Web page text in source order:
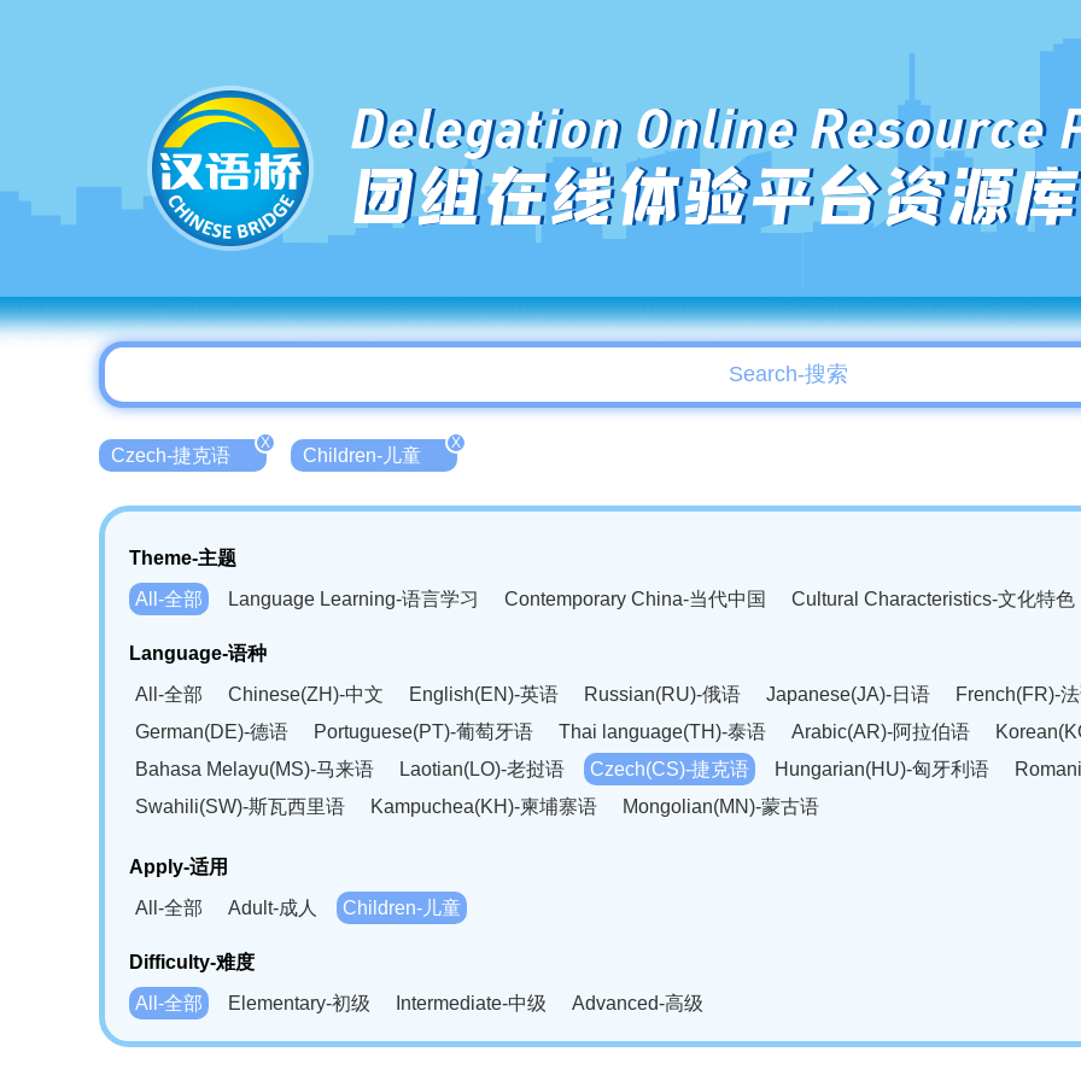
Delegation Online Resource
团组在线体验平台资源库
Czech-捷克语
X
Children-儿童
X
Theme-主题
All-全部
Language Learning-语言学习 Contemporary China-当代中国 Cultural Characteristics-文化特色
Language-语种
All-全部
Chinese(ZH)-中文 English(EN)-英语 Russian(RU)-俄语 Japanese(JA)-日语
French(FR)-
German(DE)-德语
Portuguese(PT)-葡萄牙语 Thai language(TH)-泰语 Arabic(AR)-阿拉伯语
Bahasa Melayu(MS)-马来语
Laotian(LO)-老挝语 Czech(CS)-捷克语 Hungarian(HU)-匈牙利语
Swahili(SW)-斯瓦西里语
Kampuchea(KH)-柬埔寨语 Mongolian(MN)-蒙古语
Apply-适用
All-全部
Adult-成人 Children-儿童
Difficulty-难度
All-全部
Elementary-初级 Intermediate-中级 Advanced-高级